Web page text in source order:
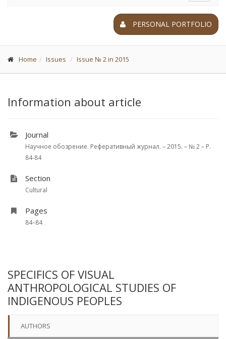
PERSONAL PORTFOLIO
Home Issues Issue № 2 in 2015
Information about article
Journal
Научное обозрение. Реферативный журнал. – 2015. – № 2 – P.
84-84
Section
Cultural
Pages
84–84
SPECIFICS OF VISUAL
ANTHROPOLOGICAL STUDIES OF
INDIGENOUS PEOPLES
AUTHORS